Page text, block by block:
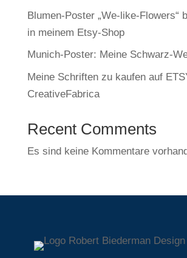
Blumen-Poster „We-like-Flowers“
in meinem Etsy-Shop
Munich-Poster: Meine Schwarz-
Meine Schriften zu kaufen auf
CreativeFabrica
Recent Comments
Es sind keine Kommentare